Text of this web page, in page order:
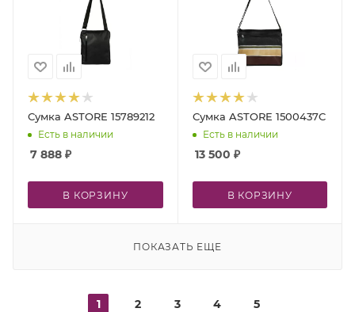
Сумка ASTORE 15789212
Есть в наличии
7 888 ₽
В КОРЗИНУ
Сумка ASTORE 1500437C
Есть в наличии
13 500 ₽
В КОРЗИНУ
ПОКАЗАТЬ ЕЩЕ
1 2 3 4 5